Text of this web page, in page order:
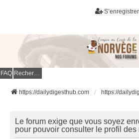
S’enregistrer
FAQ Rechercher
https://dailydigesthub.com https://
Le forum exige que vous soyez
pour pouvoir consulter le profil des